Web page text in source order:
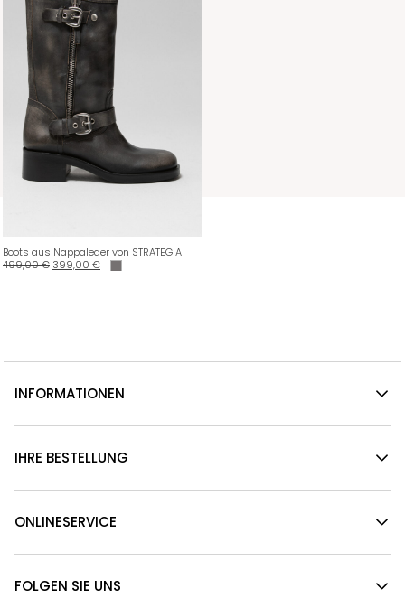
Boots aus Nappaleder von STRATEGIA
499,00€ 399,00 €
INFORMATIONEN
IHRE BESTELLUNG
ONLINESERVICE
FOLGEN SIE UNS